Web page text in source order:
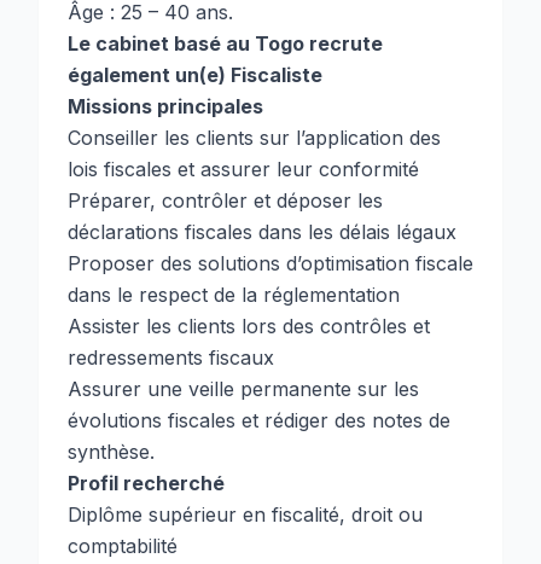
Âge : 25 – 40 ans.
Le cabinet basé au Togo recrute
également un(e) Fiscaliste
Missions principales
Conseiller les clients sur l’application des
lois fiscales et assurer leur conformité
Préparer, contrôler et déposer les
déclarations fiscales dans les délais légaux
Proposer des solutions d’optimisation fiscale
dans le respect de la réglementation
Assister les clients lors des contrôles et
redressements fiscaux
Assurer une veille permanente sur les
évolutions fiscales et rédiger des notes de
synthèse.
Profil recherché
Diplôme supérieur en fiscalité, droit ou
comptabilité